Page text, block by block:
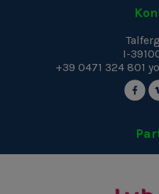
I-
+39 0471 324 801